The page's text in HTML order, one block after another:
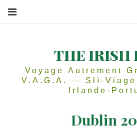
THE IRISH
Voyage Autrement
V.A.G.A. — Slì-
Irlande-
Dublin